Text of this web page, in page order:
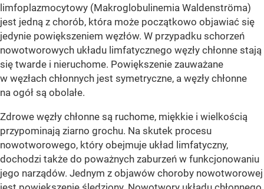
limfoplazmocytowy (Makroglobulinemia Waldenströma)
jest jedną z chorób, która może początkowo objawiać się
jedynie powiększeniem węzłów. W przypadku schorzeń
nowotworowych układu limfatycznego węzły chłonne stają
się twarde i nieruchome. Powiększenie zauważane
w węzłach chłonnych jest symetryczne, a węzły chłonne
na ogół są obolałe.
Zdrowe węzły chłonne są ruchome, miękkie i wielkością
przypominają ziarno grochu. Na skutek procesu
nowotworowego, który obejmuje układ limfatyczny,
dochodzi także do poważnych zaburzeń w funkcjonowaniu
jego narządów. Jednym z objawów choroby nowotworowej